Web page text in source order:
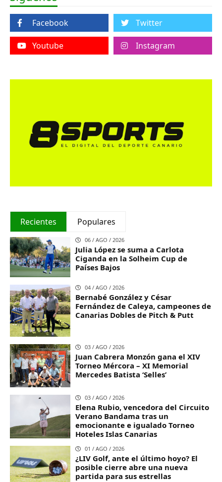
Facebook Twitter
Youtube Instagram
Recientes Populares
06 / AGO / 2026
Julia López se suma a Carlota
Ciganda en la Solheim Cup de
Países Bajos
04 / AGO / 2026
Bernabé González y César
Fernández de Caleya, campeones de
Canarias Dobles de Pitch & Putt
03 / AGO / 2026
Juan Cabrera Monzón gana el XIV
Torneo Mércora – XI Memorial
Mercedes Batista ‘Selles’
03 / AGO / 2026
Elena Rubio, vencedora del Circuito
Verano Bandama tras un
emocionante e igualado Torneo
Hoteles Islas Canarias
01 / AGO / 2026
¿LIV Golf, ante el último hoyo? El
posible cierre abre una nueva
partida para sus estrellas